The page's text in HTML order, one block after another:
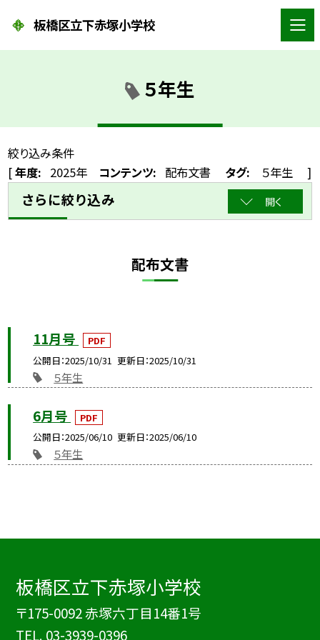
板橋区立下赤塚小学校
５年生
絞り込み条件
[年度: 2025年 コンテンツ: 配布文書 タグ: ５年生 ]
さらに絞り込み 開く
配布文書
11月号
PDF
公開日 2025/10/31 更新日 2025/10/31
５年生
6月号
PDF
公開日 2025/06/10 更新日 2025/06/10
５年生
板橋区立下赤塚小学校
〒175-0092 赤塚六丁目14番1号
TEL. 03-3939-0396